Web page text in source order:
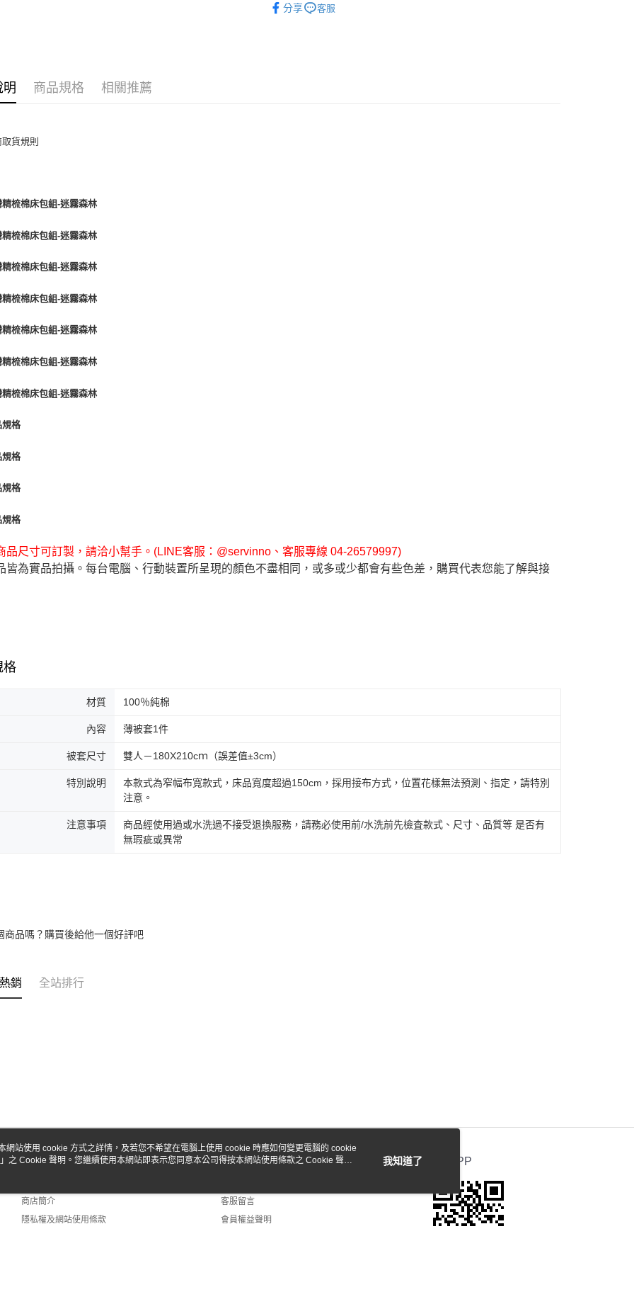
7-11取貨付款
分享 客服
明 商品規格 相關推薦
品尺寸可訂製，請洽小幫手。(LINE客服：@servinno、客服專線 04-26579997)
皆為實品拍攝。每台電腦、行動裝置所呈現的顏色不盡相同，或多或少都會有些色差，購買代表您能了解與接
格
材質 100％純棉
內容 薄被套1件
被套尺寸 雙人－180X210cｍ（誤差值±3cm）
特別說明
本款式為窄幅布寬款式，床品寬度超過150cm，採用接布方式，位置花樣無法預測、指定，請特別
注意。
注意事項
商品經使用過或水洗過不接受退換服務，請務必使用前/水洗前先檢査款式、尺寸、品質等 是否有
無瑕疵或異常
商品嗎？購買後給他一個好評吧
銷 全站排行
關於我們
商店簡介
隱私權及網站使用條款
客服資訊
客服留言
會員權益聲明
官方APP
網站使用 cookie 方式之詳情，及若您不希望在電腦上使用 cookie 時應如何變更電腦的 cookie
」之 Cookie 聲明。您繼續使用本網站即表示您同意本公司得按本網站使用條款之 Cookie 聲明
我知道了